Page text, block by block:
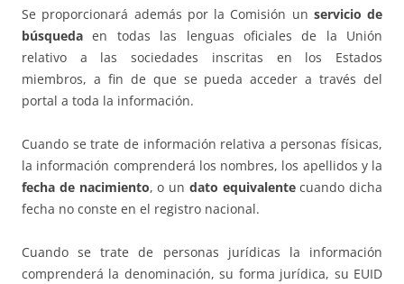
Se proporcionará además por la Comisión un servicio de
búsqueda en todas las lenguas oficiales de la Unión
relativo a las sociedades inscritas en los Estados
miembros, a fin de que se pueda acceder a través del
portal a toda la información.
Cuando se trate de información relativa a personas físicas,
la información comprenderá los nombres, los apellidos y la
fecha de nacimiento, o un dato equivalentecuando dicha
fecha no conste en el registro nacional.
Cuando se trate de personas jurídicas la información
comprenderá la denominación, su forma jurídica, su EUID